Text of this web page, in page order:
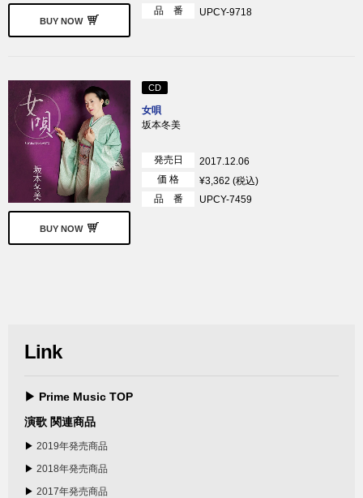
BUY NOW
品 番
UPCY-9718
BUY NOW
CD
女唄
坂本冬美
発売日
2017.12.06
価 格
¥3,362 (税込)
品 番
UPCY-7459
Link
▶ Prime Music TOP
演歌 関連商品
▶ 2019年発売商品
▶ 2018年発売商品
▶ 2017年発売商品